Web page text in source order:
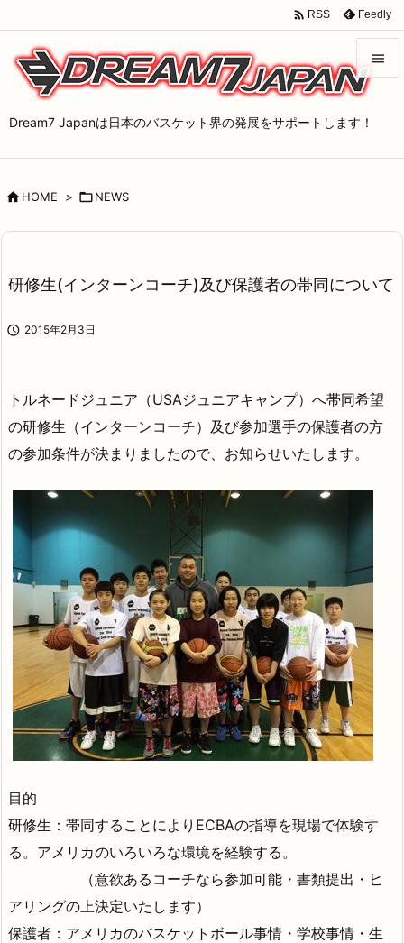
Dream7 Japanは日本のバスケット界の発展をサポートします！


サイド


 RSS Feedly
HOME > NEWS
研修生(インターンコーチ)及び保護者の帯同について
 2015年2月3日
トルネードジュニア（USAジュニアキャンプ）へ帯同希望
の研修生（インターンコーチ）及び参加選手の保護者の方
の参加条件が決まりましたので、お知らせいたします。
目的
研修生：帯同することによりECBAの指導を現場で体験す
る。アメリカのいろいろな環境を経験する。
（意欲あるコーチなら参加可能・書類提出・ヒ
アリングの上決定いたします）
保護者：アメリカのバスケットボール事情・学校事情・生